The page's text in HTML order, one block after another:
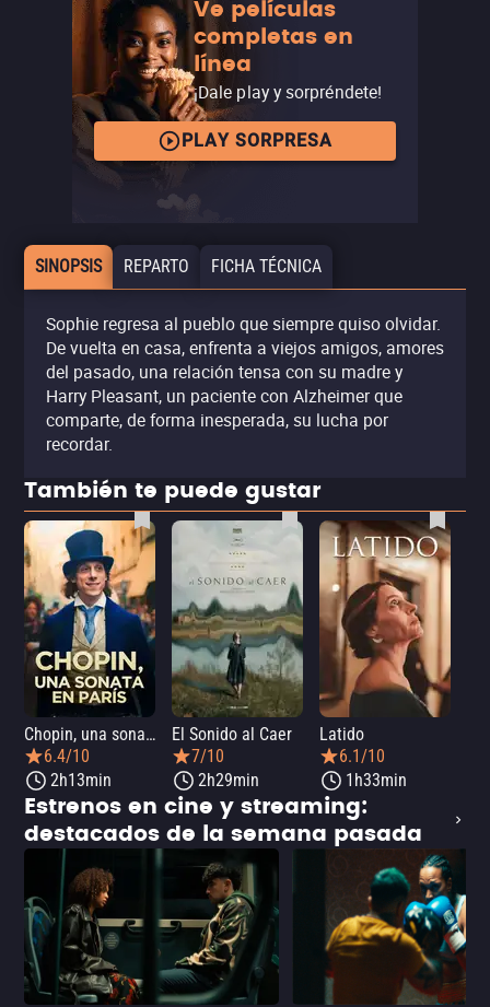
Ve películas
completas en
línea
¡Dale play y sorpréndete!
PLAY SORPRESA
SINOPSIS REPARTO FICHA TÉCNICA
Sophie regresa al pueblo que siempre quiso olvidar.
De vuelta en casa, enfrenta a viejos amigos, amores
del pasado, una relación tensa con su madre y
Harry Pleasant, un paciente con Alzheimer que
comparte, de forma inesperada, su lucha por
recordar.
También te puede gustar
Chopin, una sonata en París
6.4/10
2h13min
El Sonido al Caer
7/10
2h29min
Latido
6.1/10
1h33min
Estrenos en cine y streaming:
destacados de la semana pasada